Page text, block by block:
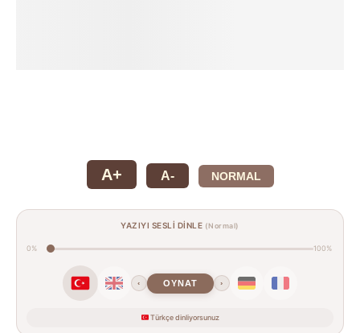
A+ A- NORMAL
YAZIYI SESLİ DİNLE (Normal)
0% 100%
‹ OYNAT ›
Türkçe dinliyorsunuz